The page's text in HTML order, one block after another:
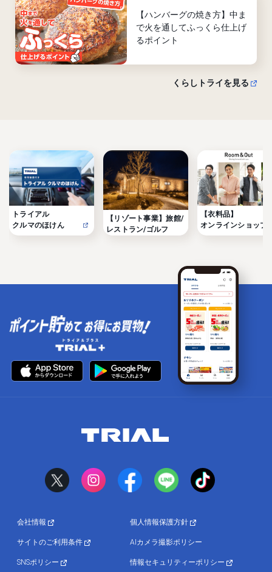
【ハンバーグの焼き方】中ま
で火を通してふっくら仕上げ
るポイント
くらしトライを見る
トライアル
クルマのほけん
【リゾート事業】旅館/
レストラン/ゴルフ
【衣料品】
オンラインショップ
会社情報 個人情報保護方針
サイトのご利用条件 AIカメラ撮影ポリシー
SNSポリシー 情報セキュリティーポリシー